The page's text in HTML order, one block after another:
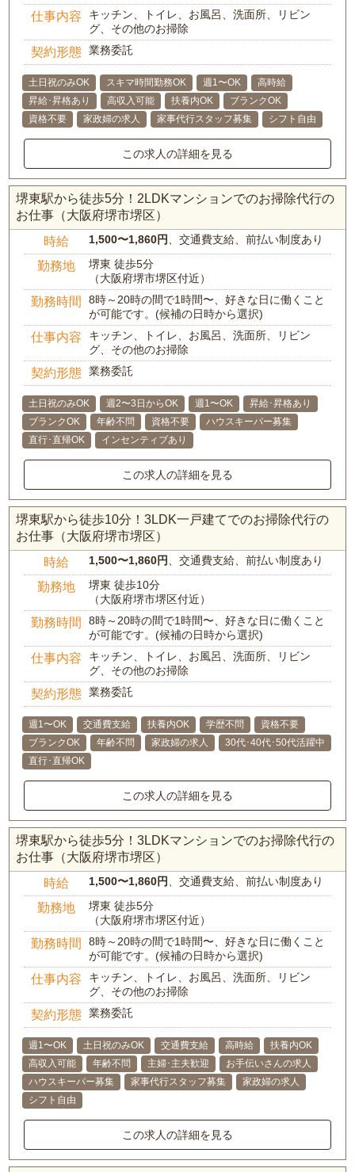
仕事内容
キッチン、トイレ、お風呂、洗面所、リビン
グ、その他のお掃除
契約形態 業務委託
土日祝のみOK スキマ時間勤務OK 週1〜OK
高時給
昇給･昇格あり
高収入可能 扶養内OK
ブランクOK
資格不要
家政婦の求人 家事代行スタッフ募集 シフト自由
この求人の詳細を見る
堺東駅から徒歩5分！2LDKマンションでのお掃除代行の
お仕事（大阪府堺市堺区）
時給 1,500〜1,860円、交通費支給、前払い制度あり
勤務地
堺東 徒歩5分
（大阪府堺市堺区付近）
勤務時間
8時～20時の間で1時間〜、好きな日に働くこと
が可能です。(候補の日時から選択)
仕事内容
キッチン、トイレ、お風呂、洗面所、リビン
グ、その他のお掃除
契約形態 業務委託
土日祝のみOK 週2〜3日からOK 週1〜OK
昇給･昇格あり
ブランクOK
年齢不問 資格不要
ハウスキーパー募集
直行･直帰OK
インセンティブあり
この求人の詳細を見る
堺東駅から徒歩10分！3LDK一戸建てでのお掃除代行の
お仕事（大阪府堺市堺区）
時給 1,500〜1,860円、交通費支給、前払い制度あり
勤務地
堺東 徒歩10分
（大阪府堺市堺区付近）
勤務時間
8時～20時の間で1時間〜、好きな日に働くこと
が可能です。(候補の日時から選択)
仕事内容
キッチン、トイレ、お風呂、洗面所、リビン
グ、その他のお掃除
契約形態 業務委託
週1〜OK 交通費支給 扶養内OK 学歴不問
資格不要
ブランクOK
年齢不問 家政婦の求人
30代･40代･50代活躍中
直行･直帰OK
この求人の詳細を見る
堺東駅から徒歩5分！3LDKマンションでのお掃除代行の
お仕事（大阪府堺市堺区）
時給 1,500〜1,860円、交通費支給、前払い制度あり
勤務地
堺東 徒歩5分
（大阪府堺市堺区付近）
勤務時間
8時～20時の間で1時間〜、好きな日に働くこと
が可能です。(候補の日時から選択)
仕事内容
キッチン、トイレ、お風呂、洗面所、リビン
グ、その他のお掃除
契約形態 業務委託
週1〜OK 土日祝のみOK 交通費支給 高時給
扶養内OK
高収入可能
年齢不問 主婦･主夫歓迎
お手伝いさんの求人
ハウスキーパー募集
家事代行スタッフ募集
家政婦の求人
シフト自由
この求人の詳細を見る